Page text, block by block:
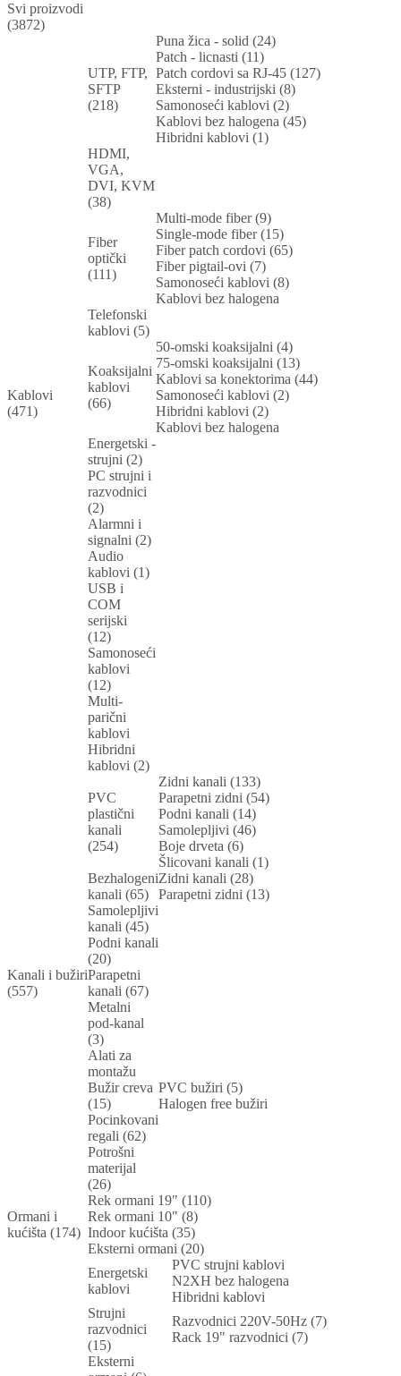
Svi proizvodi
(3872)
Kablovi
(471)
UTP, FTP,
SFTP
(218)
Puna žica - solid (24)
Patch - licnasti (11)
Patch cordovi sa RJ-45 (127)
Eksterni - industrijski (8)
Samonoseći kablovi (2)
Kablovi bez halogena (45)
Hibridni kablovi (1)
HDMI,
VGA,
DVI, KVM
(38)
Fiber
optički
(111)
Multi-mode fiber (9)
Single-mode fiber (15)
Fiber patch cordovi (65)
Fiber pigtail-ovi (7)
Samonoseći kablovi (8)
Kablovi bez halogena
Telefonski
kablovi (5)
Koaksijalni
kablovi
(66)
50-omski koaksijalni (4)
75-omski koaksijalni (13)
Kablovi sa konektorima (44)
Samonoseći kablovi (2)
Hibridni kablovi (2)
Kablovi bez halogena
Energetski -
strujni (2)
PC strujni i
razvodnici
(2)
Alarmni i
signalni (2)
Audio
kablovi (1)
USB i
COM
serijski
(12)
Samonoseći
kablovi
(12)
Multi-
parični
kablovi
Hibridni
kablovi (2)
Kanali i bužiri
(557)
PVC
plastični
kanali
(254)
Zidni kanali (133)
Parapetni zidni (54)
Podni kanali (14)
Samolepljivi (46)
Boje drveta (6)
Šlicovani kanali (1)
Bezhalogeni
kanali (65)
Zidni kanali (28)
Parapetni zidni (13)
Samolepljivi
kanali (45)
Podni kanali
(20)
Parapetni
kanali (67)
Metalni
pod-kanal
(3)
Alati za
montažu
Bužir creva
(15)
PVC bužiri (5)
Halogen free bužiri
Pocinkovani
regali (62)
Potrošni
materijal
(26)
Ormani i
kućišta (174)
Rek ormani 19" (110)
Rek ormani 10" (8)
Indoor kućišta (35)
Eksterni ormani (20)
Energetski
kablovi
PVC strujni kablovi
N2XH bez halogena
Hibridni kablovi
Strujni
razvodnici
(15)
Razvodnici 220V-50Hz (7)
Rack 19" razvodnici (7)
Eksterni